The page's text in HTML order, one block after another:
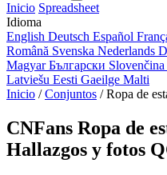
Inicio Spreadsheet
Idioma
English Deutsch Español
Română Svenska Nederlands
MagyarБългарски Slovenčina
Latviešu Eesti Gaeilge Malti
Inicio / Conjuntos / Ropa de
CNFans Ropa de
Hallazgos y fotos